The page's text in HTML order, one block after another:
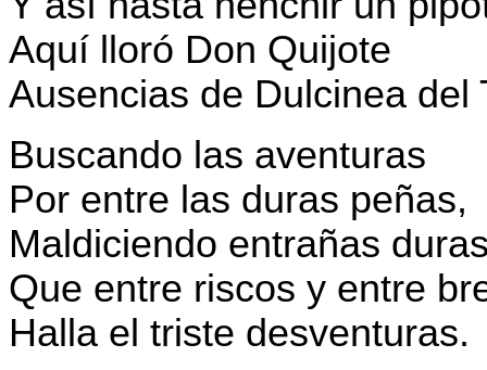
Aquí lloró Don Quijote
Ausencias de Dulcinea del
Buscando las aventuras
Por entre las duras peñas,
Maldiciendo entrañas
Que entre riscos y entre
Halla el triste desventuras.